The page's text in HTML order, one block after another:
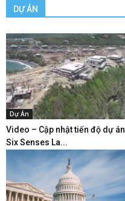
DỰ ÁN
Dự Án
Video – Cập nhật tiến độ dự án
Six Senses La...